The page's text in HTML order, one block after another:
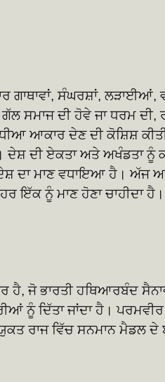
ਗਾਥਾਵਾਂ, ਸੰਘਰਸ਼ਾਂ, ਲੜਾਈਆਂ,
ਸਮਾਜ ਦੀ ਹੋਵੇ ਜਾ ਧਰਮ ਦੀ,
ਆਕਾਰ ਦੇਣ ਦੀ ਕੋਸ਼ਿਸ਼
ਦੇਸ਼ ਦੀ ਏਕਤਾ ਅਤੇ ਅਖੰਡਤਾ ਨੂੰ
ਦਾ ਮਾਣ ਵਧਾਇਆ ਹੈ। ਅੱਜ
ਇੱਕ ਨੂੰ ਮਾਣ ਹੋਣਾ ਚਾਹੀਦਾ ਹੈ।
ਹੈ, ਜੋ ਭਾਰਤੀ ਹਥਿਆਰਬੰਦ
ਨੂੰ ਦਿੱਤਾ ਜਾਂਦਾ ਹੈ।
ਰਾਜ ਵਿੱਚ ਸਨਮਾਨ ਮੈਡਲ ਦੇ